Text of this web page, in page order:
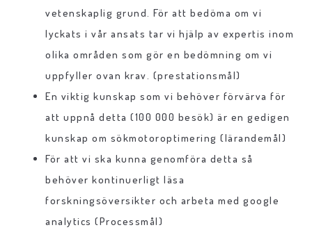
vetenskaplig grund. För att bedöma om vi
lyckats i vår ansats tar vi hjälp av expertis inom
olika områden som gör en bedömning om vi
uppfyller ovan krav. (prestationsmål)
En viktig kunskap som vi behöver förvärva för
att uppnå detta (100 000 besök) är en gedigen
kunskap om sökmotoroptimering (lärandemål)
För att vi ska kunna genomföra detta så
behöver kontinuerligt läsa
forskningsöversikter och arbeta med google
analytics (Processmål)